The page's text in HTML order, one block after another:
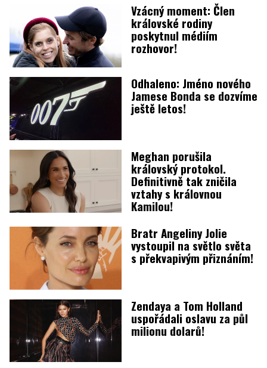
Vzácný moment: Člen
královské rodiny
poskytnul médiím
rozhovor!
Odhaleno: Jméno nového
Jamese Bonda se dozvíme
ještě letos!
Meghan porušila
královský protokol.
Definitivně tak zničila
vztahy s královnou
Kamilou!
Bratr Angeliny Jolie
vystoupil na světlo světa
s překvapivým přiznáním!
Zendaya a Tom Holland
uspořádali oslavu za půl
milionu dolarů!